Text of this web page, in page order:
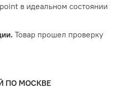
в идеальном состоянии
Товар прошел проверку
ПО МОСКВЕ